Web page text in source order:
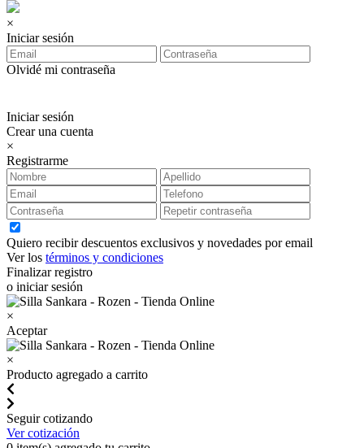
×
Iniciar sesión
Olvidé mi contraseña
Iniciar sesión
Crear una cuenta
×
Registrarme
Quiero recibir descuentos exclusivos y novedades por email
Ver los términos y condiciones
Finalizar registro
o iniciar sesión
×
Aceptar
×
Producto agregado a carrito
Seguir cotizando
Ver cotización